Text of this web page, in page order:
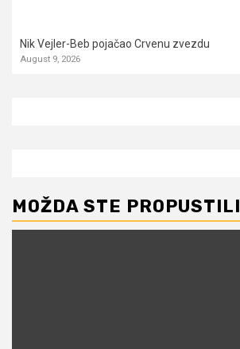
Nik Vejler-Beb pojačao Crvenu zvezdu
August 9, 2026
MOŽDA STE PROPUSTILI